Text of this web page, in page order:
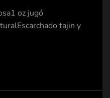
oz jugó
tajin y